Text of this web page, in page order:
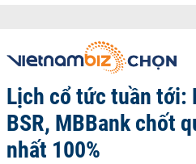
Lịch cổ tức tuần tới:
BSR, MBBank chốt
nhất 100%